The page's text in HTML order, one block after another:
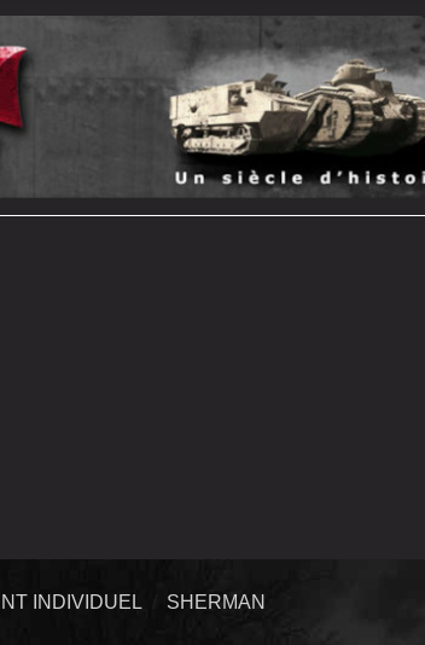
INDIVIDUEL SHERMAN